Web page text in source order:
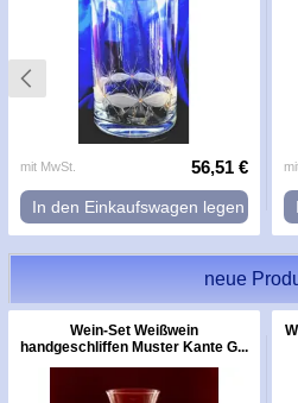
mit MwSt. 56,51 €
In den Einkaufswagen legen
neue
Wein-Set Weißwein
handgeschliffen Muster Kante G...